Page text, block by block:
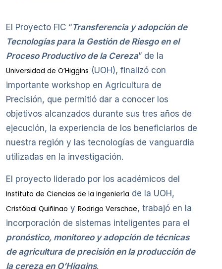
El Proyecto FIC “Transferencia y adopción de
Tecnologías para la Gestión de Riesgo en el
Proceso Productivo de la Cereza” de la
Universidad de O’Higgins (UOH), finalizó con
importante workshop en Agricultura de
Precisión, que permitió dar a conocer los
objetivos alcanzados durante sus tres años de
ejecución, la experiencia de los beneficiarios de
nuestra región y las tecnologías de vanguardia
utilizadas en la investigación.
El proyecto liderado por los académicos del
Instituto de Ciencias de la Ingeniería de la UOH,
Cristóbal Quiñinao y Rodrigo Verschae, trabajó en la
incorporación de sistemas inteligentes para el
pronóstico, monitoreo y adopción de técnicas
de agricultura de precisión en la producción de
la cereza en O’Higgins.